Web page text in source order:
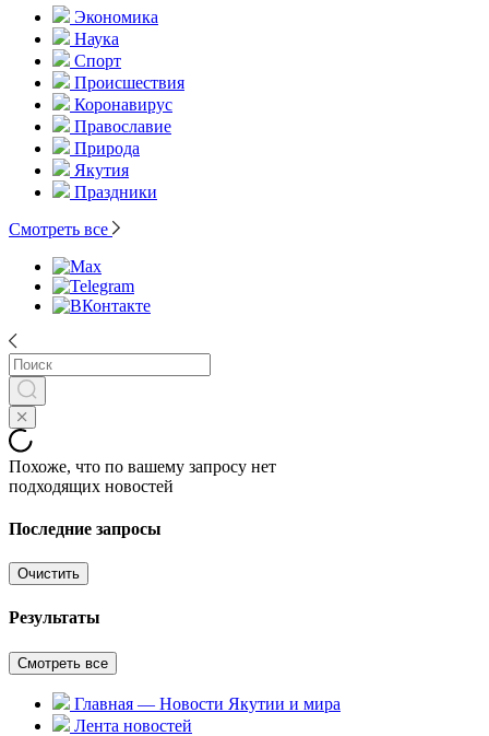
Экономика
Наука
Спорт
Происшествия
Коронавирус
Православие
Природа
Якутия
Праздники
Смотреть все
Похоже, что по вашему запросу нет
подходящих новостей
Последние запросы
Очистить
Результаты
Смотреть все
Главная — Новости Якутии и мира
Лента новостей